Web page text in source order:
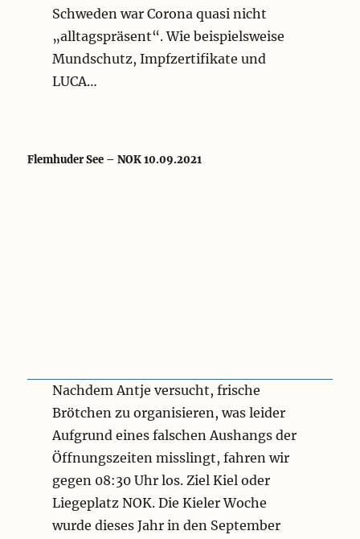
Schweden war Corona quasi nicht
„alltagspräsent“. Wie beispielsweise
Mundschutz, Impfzertifikate und
LUCA…
Flemhuder See – NOK 10.09.2021
Nachdem Antje versucht, frische
Brötchen zu organisieren, was leider
Aufgrund eines falschen Aushangs der
Öffnungszeiten misslingt, fahren wir
gegen 08:30 Uhr los. Ziel Kiel oder
Liegeplatz NOK. Die Kieler Woche
wurde dieses Jahr in den September